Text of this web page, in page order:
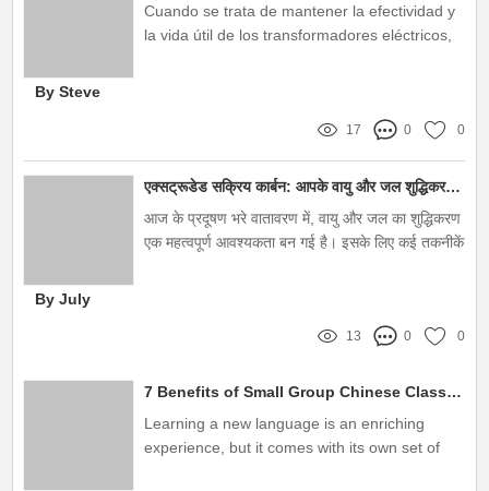
Cuando se trata de mantener la efectividad y
la vida útil de los transformadores eléctricos,
By Steve
17 0 0
एक्सट्रूडेड सक्रिय कार्बन: आपके वायु और जल शुद्धिकरण के लिए सर्वोत्तम समाधान
आज के प्रदूषण भरे वातावरण में, वायु और जल का शुद्धिकरण
एक महत्वपूर्ण आवश्यकता बन गई है। इसके लिए कई तकनीकें
और आपको बताएंगे कि इसे कैसे चुनें।
By July
13 0 0
7 Benefits of Small Group Chinese Classes for Language Learning
Learning a new language is an enriching
experience, but it comes with its own set of